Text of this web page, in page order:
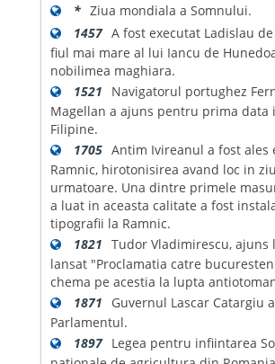
* Ziua mondiala a Somnului.
1457 A fost executat Ladislau
fiul mai mare al lui Iancu de
nobilimea maghiara.
1521
Navigatorul portughez
Magellan a ajuns pentru prima data
Filipine.
1705 Antim Ivireanul a fost ales
Ramnic, hirotonisirea avand loc in
urmatoare. Una dintre primele
a luat in aceasta calitate a fost
tipografii la Ramnic.
1821 Tudor Vladimirescu, ajuns
lansat "Proclamatia catre
chema pe acestia la lupta
1871
Guvernul Lascar Catargiu
Parlamentul.
1897 Legea pentru infiintarea